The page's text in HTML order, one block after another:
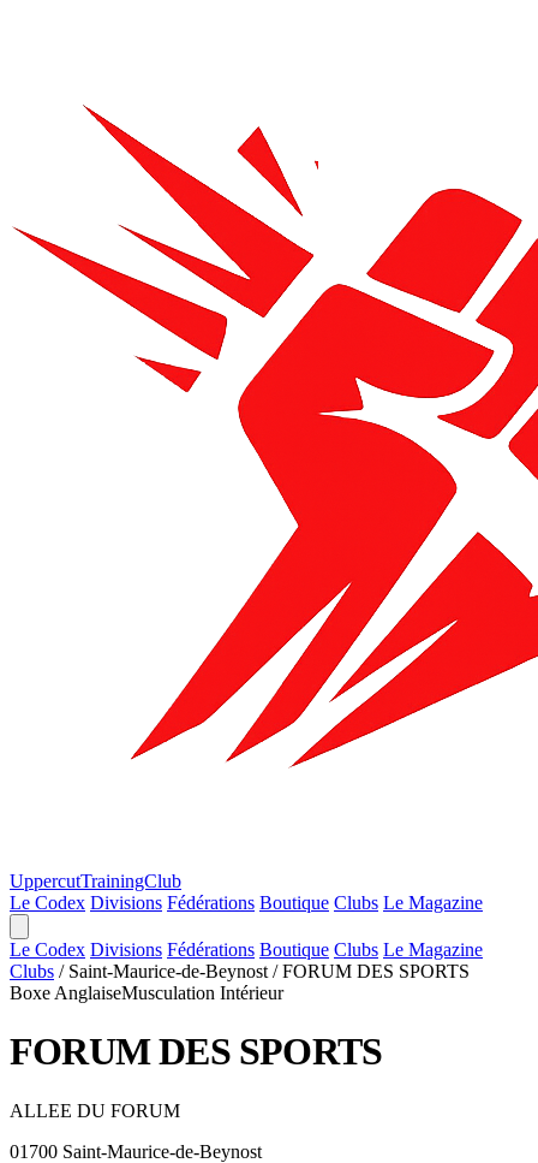
UppercutTrainingClub
Le Codex Divisions Fédérations Boutique Clubs Le Magazine
Le Codex Divisions Fédérations Boutique Clubs Le Magazine
Clubs / Saint-Maurice-de-Beynost / FORUM DES SPORTS
Boxe AnglaiseMusculation Intérieur
FORUM DES SPORTS
ALLEE DU FORUM
01700 Saint-Maurice-de-Beynost